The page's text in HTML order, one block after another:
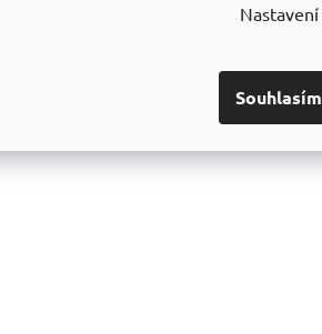
Nastavení
Souhlasím